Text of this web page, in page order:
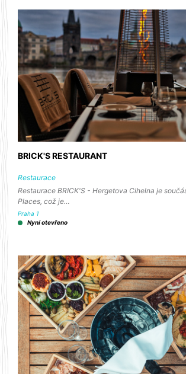
BRICK'S RESTAURANT
Restaurace
Restaurace BRICK'S - Hergetova Cihelna je
Places, což je…
Praha 1
Nyní otevřeno